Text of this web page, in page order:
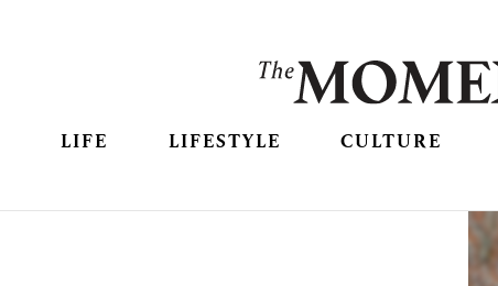
LIFE LIFESTYLE CULTURE